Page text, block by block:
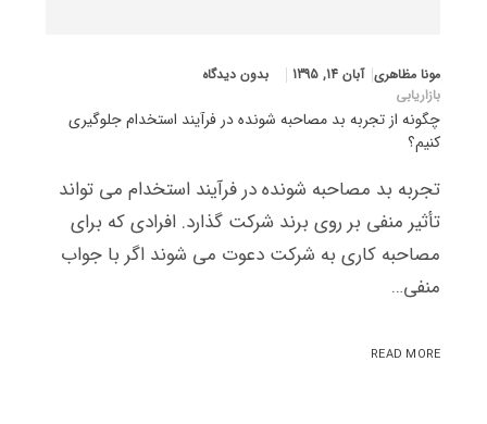
مونا مظاهری آبان 14, 1395
بدون دیدگاه
بازاریابی
چگونه از تجربه بد مصاحبه شونده در فرآیند استخدام جلوگیری
کنیم؟
تجربه بد مصاحبه شونده در فرآیند استخدام می تواند
تأثیر منفی بر روی برند شرکت گذارد. افرادی که برای
مصاحبه کاری به شرکت دعوت می شوند اگر با جواب
منفی…
READ MORE